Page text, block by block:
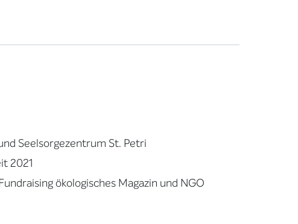
Seelsorgezentrum St. Petri
2021
ökologisches Magazin und NGO